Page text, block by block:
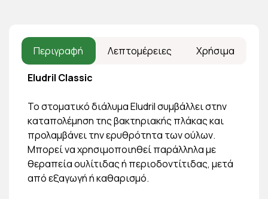
Περιγραφή Λεπτομέρειες Χρήσιμα
Eludril Classic
Το στοματικό διάλυμα Eludril συμβάλλει στην
καταπολέμηση της βακτηριακής πλάκας και
προλαμβάνει την ερυθρότητα των ούλων.
Μπορεί να χρησιμοποιηθεί παράλληλα με
θεραπεία ουλίτιδας ή περιοδοντίτιδας, μετά
από εξαγωγή ή καθαρισμό.